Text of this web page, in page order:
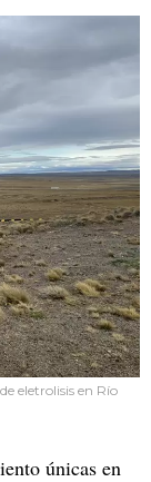
eletrolisis en Río
únicas en